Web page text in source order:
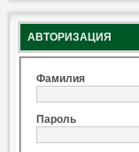
АВТОРИЗАЦИЯ
Фамилия
Пароль